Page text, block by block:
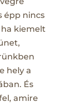
épp nincs
ha kiemelt
hely a
És
amire